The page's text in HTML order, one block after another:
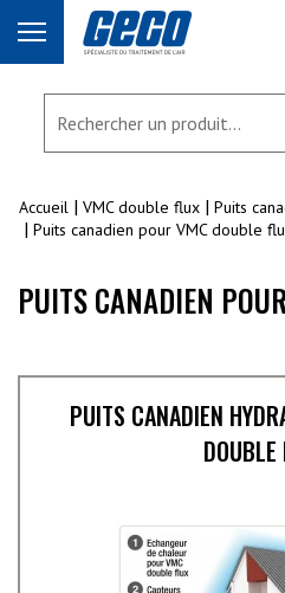
Accueil VMC double flux
Puits
Puits canadien pour VMC double
PUITS CANADIEN
PUITS CANADIEN
DOUBLE